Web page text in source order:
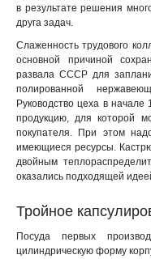
в результате решения
друга задач.
Слаженность трудового
основной причиной
развала СССР для
полированной
Руководство цеха в
продукцию, для которой
покупателя. При этом
имеющиеся ресурсы.
двойным
оказались подходящей
Тройное
Посуда первых
цилиндрическую форму